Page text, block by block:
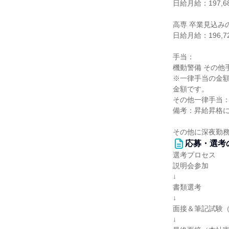
日給月給：
高専 卒業見込み
日給月給：
手当：
機動警備 その他
※一律手当の金
金額です。
その他一律手当
備考：昇給昇格
その他に深夜勤
応募・選考
選考プロセス
説明会参加
↓
書類選考
↓
面接＆筆記試験
↓